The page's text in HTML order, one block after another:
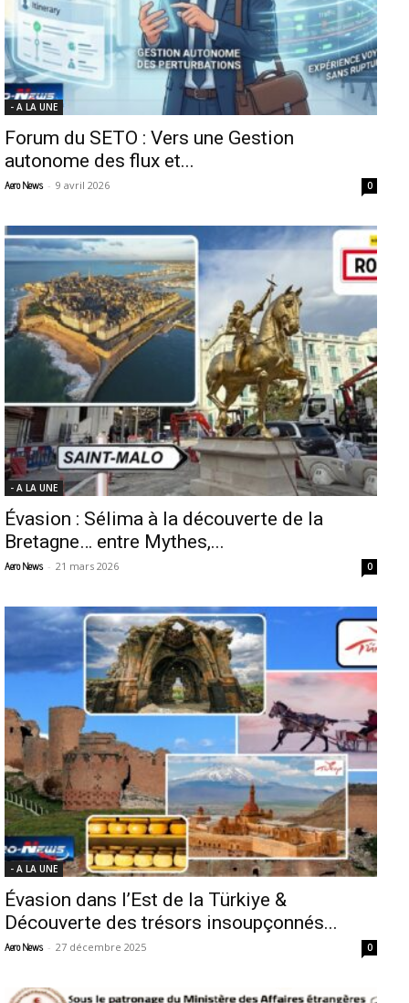
- A LA UNE
Forum du SETO : Vers une Gestion
autonome des flux et...
Aero News - 9 avril 2026 0
- A LA UNE
Évasion : Sélima à la découverte de la
Bretagne… entre Mythes,...
Aero News - 21 mars 2026 0
- A LA UNE
Évasion dans l’Est de la Türkiye &
Découverte des trésors insoupçonnés...
Aero News - 27 décembre 2025 0